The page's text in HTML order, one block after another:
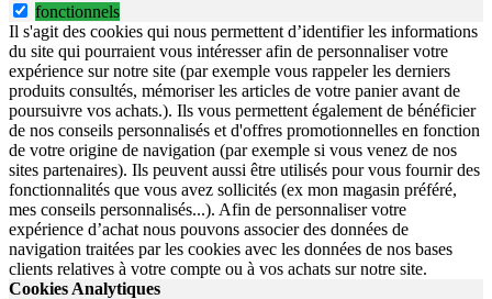
fonctionnels
Il s'agit des cookies qui nous permettent d’identifier les informations
du site qui pourraient vous intéresser afin de personnaliser votre
expérience sur notre site (par exemple vous rappeler les derniers
produits consultés, mémoriser les articles de votre panier avant de
poursuivre vos achats.). Ils vous permettent également de bénéficier
de nos conseils personnalisés et d'offres promotionnelles en fonction
de votre origine de navigation (par exemple si vous venez de nos
sites partenaires). Ils peuvent aussi être utilisés pour vous fournir des
fonctionnalités que vous avez sollicités (ex mon magasin préféré,
mes conseils personnalisés...). Afin de personnaliser votre
expérience d’achat nous pouvons associer des données de
navigation traitées par les cookies avec les données de nos bases
clients relatives à votre compte ou à vos achats sur notre site.
Cookies Analytiques